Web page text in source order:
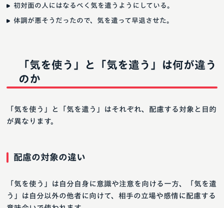
初対面の人にはなるべく気を遣うようにしている。
体調が悪そうだったので、気を遣って早退させた。
「気を使う」と「気を遣う」は何が違う
のか
「気を使う」と「気を遣う」はそれぞれ、配慮する対象と目的
が異なります。
配慮の対象の違い
「気を使う」は自分自身に意識や注意を向ける一方、「気を遣
う」は自分以外の他者に向けて、相手の立場や感情に配慮する